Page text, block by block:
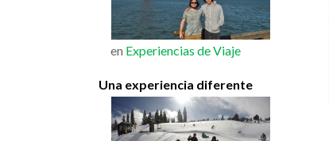
en Experiencias de Viaje
Una experiencia diferente